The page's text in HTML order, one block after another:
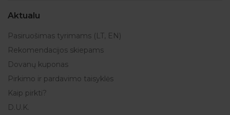
Aktualu
Pasiruošimas tyrimams (LT, EN)
Rekomendacijos skiepams
Dovanų kuponas
Pirkimo ir pardavimo taisyklės
Kaip pirkti?
D.U.K.